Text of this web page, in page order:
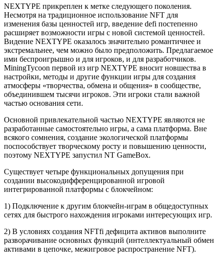
NEXTYPE прикреплен к метке следующего поколения.
Несмотря на традиционное использование NFT для
изменения базы ценностей игр, введение defi постепенно
расширяет возможности игры с новой системой ценностей.
Видение NEXTYPE оказалось значительно романтичнее и
экстремальнее, чем можно было предположить. Предлагаемое
ими беспроигрышно и для игроков, и для разработчиков.
MiningTycoon первой из игр NEXTYPE вносит новшества в
настройки, методы и другие функции игры для создания
атмосферы «творчества, обмена и общения» в сообществе,
объединившем тысячи игроков. Эти игроки стали важной
частью основания сети.
Основной привлекательной частью NEXTYPE являются не
разработанные самостоятельно игры, а сама платформа. Вне
всякого сомнения, создание экологической платформы
поспособствует творческому росту и повышению ценности,
поэтому NEXTYPE запустил NT GameBox.
Существует четыре функциональных допущения при
создании высокодифференцированной игровой
интегрированной платформы с блокчейном:
1) Подключение к другим блокчейн-играм в общедоступных
сетях для быстрого нахождения игроками интересующих игр.
2) В условиях создания NFTfi дефицита активов выполните
разворачивание основных функций (интеллектуальный обмен
активами в цепочке, межигровое распространение NFT).